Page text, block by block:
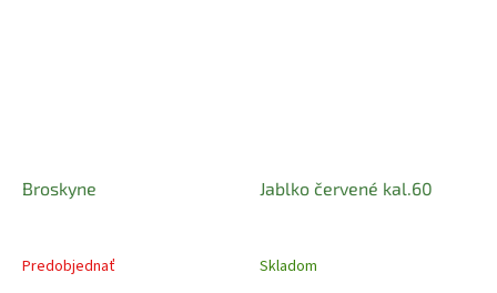
Broskyne
Predobjednať
Jablko červené kal.60
Skladom